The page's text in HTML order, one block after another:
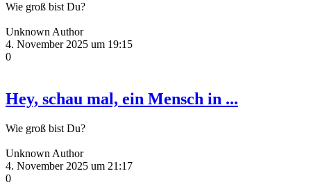
Wie groß bist Du?
Unknown Author
4. November 2025 um 19:15
0
Hey, schau mal, ein Mensch in ...
Wie groß bist Du?
Unknown Author
4. November 2025 um 21:17
0